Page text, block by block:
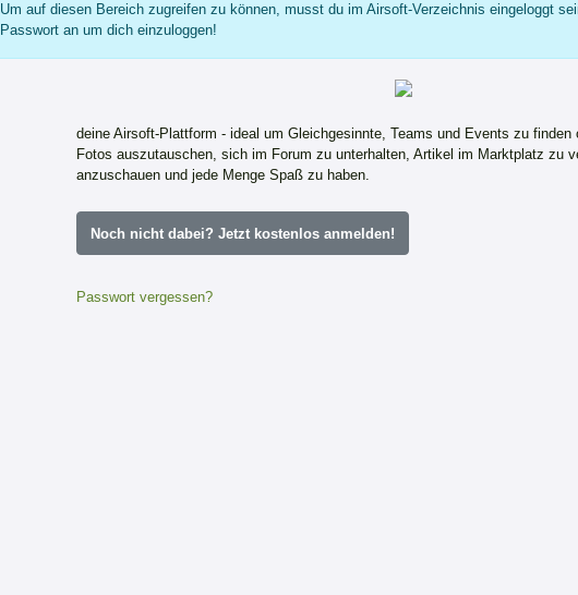
Um auf diesen Bereich zugreifen zu können, musst du im Airsoft-Verzeichnis eingeloggt
Passwort an um dich einzuloggen!
deine Airsoft-Plattform - ideal um Gleichgesinnte, Teams und Events zu finden
Fotos auszutauschen, sich im Forum zu unterhalten, Artikel im Marktplatz zu
anzuschauen und jede Menge Spaß zu haben.
Noch nicht dabei? Jetzt kostenlos anmelden!
Passwort vergessen?